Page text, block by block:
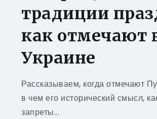
традиции
как отмечают
Украине
Рассказываем, когда отмечают
в чем его исторический смысл,
запреты...